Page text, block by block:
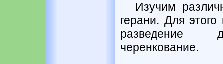
Изучим
герани. Для
разведение
черенкование.